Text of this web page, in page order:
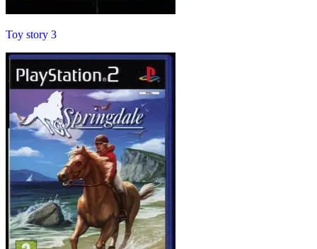
Toy story 3